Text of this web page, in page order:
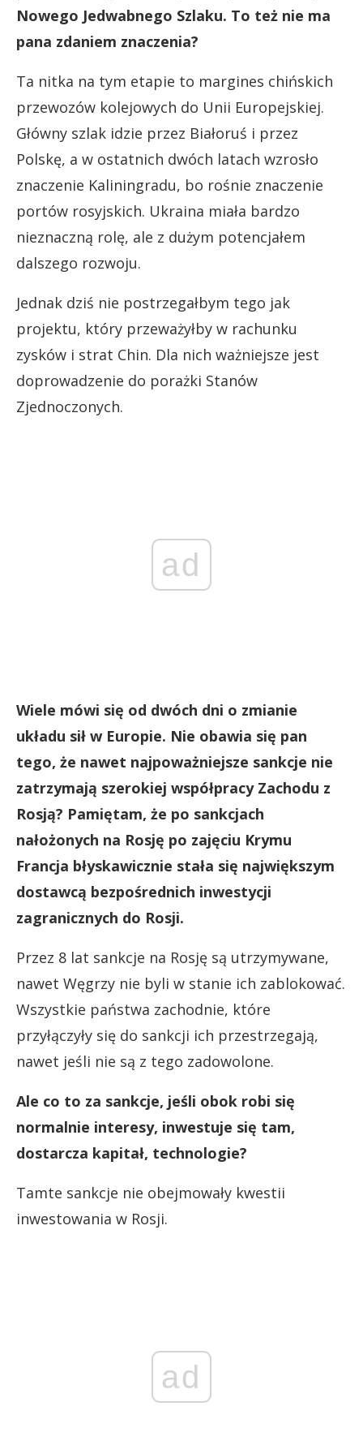
Nowego Jedwabnego Szlaku. To też nie ma
pana zdaniem znaczenia?
Ta nitka na tym etapie to margines chińskich
przewozów kolejowych do Unii Europejskiej.
Główny szlak idzie przez Białoruś i przez
Polskę, a w ostatnich dwóch latach wzrosło
znaczenie Kaliningradu, bo rośnie znaczenie
portów rosyjskich. Ukraina miała bardzo
nieznaczną rolę, ale z dużym potencjałem
dalszego rozwoju.
Jednak dziś nie postrzegałbym tego jak
projektu, który przeważyłby w rachunku
zysków i strat Chin. Dla nich ważniejsze jest
doprowadzenie do porażki Stanów
Zjednoczonych.
ad
Wiele mówi się od dwóch dni o zmianie
układu sił w Europie. Nie obawia się pan
tego, że nawet najpoważniejsze sankcje nie
zatrzymają szerokiej współpracy Zachodu z
Rosją? Pamiętam, że po sankcjach
nałożonych na Rosję po zajęciu Krymu
Francja błyskawicznie stała się największym
dostawcą bezpośrednich inwestycji
zagranicznych do Rosji.
Przez 8 lat sankcje na Rosję są utrzymywane,
nawet Węgrzy nie byli w stanie ich zablokować.
Wszystkie państwa zachodnie, które
przyłączyły się do sankcji ich przestrzegają,
nawet jeśli nie są z tego zadowolone.
Ale co to za sankcje, jeśli obok robi się
normalnie interesy, inwestuje się tam,
dostarcza kapitał, technologie?
Tamte sankcje nie obejmowały kwestii
inwestowania w Rosji.
ad